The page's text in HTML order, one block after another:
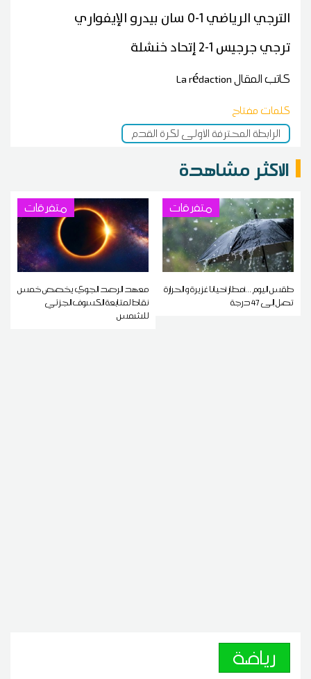
الترجي الرياضي 1-0 سان بيدرو الإيفواري
ترجي جرجيس 1-2 إتحاد خنشلة
كاتب المقالLa rédaction
كلمات مفتاح
الرابطة المحترفة الأولى لكرة القدم
الاكثر مشاهدة
متفرقات
طقس اليوم ...أمطار أحيانا غزيرة و الحرارة
تصل إلى 47 درجة
متفرقات
معهد الرصد الجوي يخصص خمس
نقاط لمتابعة الكسوف الجزئي
للشمس
رياضة